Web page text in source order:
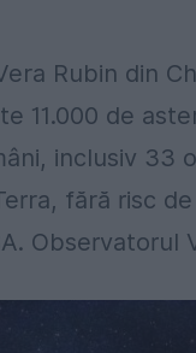
Rubin din
11.000 de
inclusiv 33
fără risc
Observatorul